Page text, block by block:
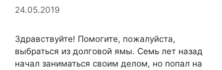
24.05.2019
Здравствуйте! Помогите, пожалуйста,
выбраться из долговой ямы. Семь лет назад
начал заниматься своим делом, но попал на